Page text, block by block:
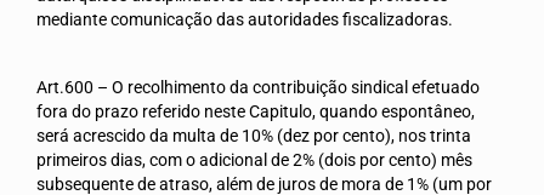
mediante comunicação das autoridades fiscalizadoras.
Art.600 – O recolhimento da contribuição sindical efetuado
fora do prazo referido neste Capitulo, quando espontâneo,
será acrescido da multa de 10% (dez por cento), nos trinta
primeiros dias, com o adicional de 2% (dois por cento) mês
subsequente de atraso, além de juros de mora de 1% (um por